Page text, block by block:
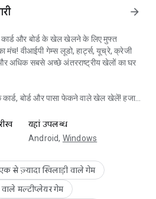
arrow_forward
और बोर्ड के खेल खेलने के लिए मुफ्त
वीआईपी गेम्स लूडो, हार्ट्स, यूच्रे, क्रेजी
खेलों का घर
बोर्ड और पासा फेकने वाले खेल खेलें! हजारों
में दिलचस्प विषयों पर चर्चा करें और अन्य
में खेले!
के साथ रोमांचक गेमप्ले जो सभी के लिए
यहां उपलब्ध
Android, Windows
से ज़्यादा खिलाड़ी वाले गेम
मल्टीप्लेयर गेम